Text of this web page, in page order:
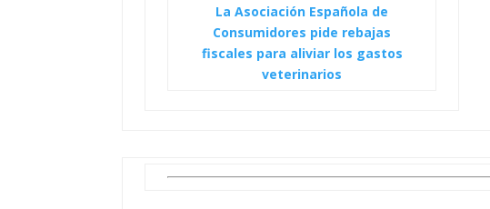
La Asociación Española de
Consumidores pide rebajas
fiscales para aliviar los gastos
veterinarios